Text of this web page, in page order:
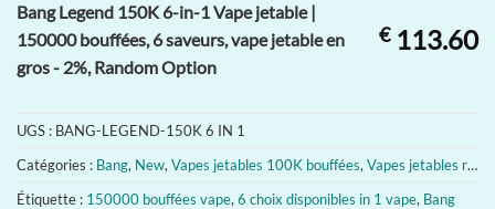
Bang Legend 150K 6-in-1 Vape jetable |
150000 bouffées, 6 saveurs, vape jetable en
gros - 2%, Random Option
€113.60
UGS : BANG-LEGEND-150K 6 IN 1
Catégories : Bang, New, Vapes jetables 100K bouffées, Vapes jetables rechargeables pas chères
Étiquette : 150000 bouffées vape, 6 choix disponibles in 1 vape, Bang